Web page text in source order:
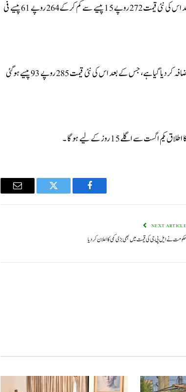
نوٹیفکیشن کے مطابق پٹرول 7 روپے 54 پیسے فی لیٹر سستا کر دیا گیا جس کے بعد اس کی نئی قیمت 272 روپے 15 پیسے سے کم کرکے264 روپے 61 پیسے فی
نوٹیفکیشن کے مطابق ہائی سپیڈ ڈیزل کی قیمت میں ایک روپے 48 پیسے فی لیٹر اضافہ کردیا گیا ہے، جس کے بعد اس کی نئی قیمت 285 روپے 93 پیسے ہوگئی
سے اگلے 15 روز کے لیے ہوگا ۔
Facebook
Twitter
Email
NEXT ARTICLE
حکومت نے ایل پی جی کی قیمت میں بھی بڑی کمی کا اعلان کردیا